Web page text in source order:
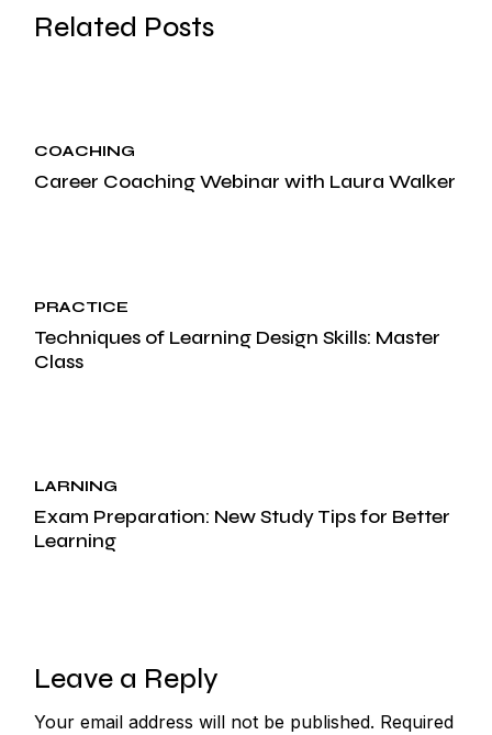
Related Posts
24.
oct, 2024
COACHING
Career Coaching Webinar with Laura Walker
30.
oct, 2024
PRACTICE
Techniques of Learning Design Skills: Master
Class
26.
oct, 2024
LARNING
Exam Preparation: New Study Tips for Better
Learning
Leave a Reply
Your email address will not be published. Required